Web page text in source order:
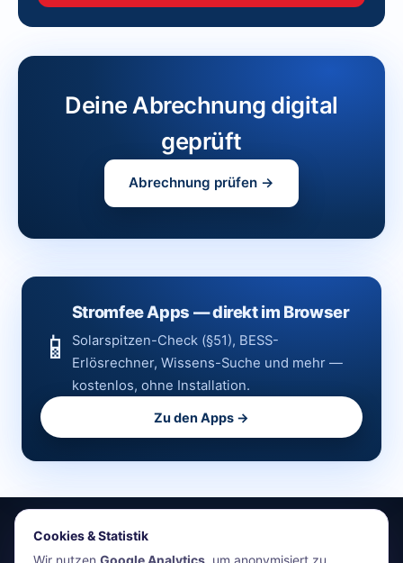
Deine Abrechnung digital
geprüft
Abrechnung prüfen →
📱
Stromfee Apps — direkt im Browser
Solarspitzen-Check (§51), BESS-
Erlösrechner, Wissens-Suche und mehr —
kostenlos, ohne Installation.
Zu den Apps →
stromfee.me
Cookies & Statistik
Wir nutzen Google Analytics , um anonymisiert zu